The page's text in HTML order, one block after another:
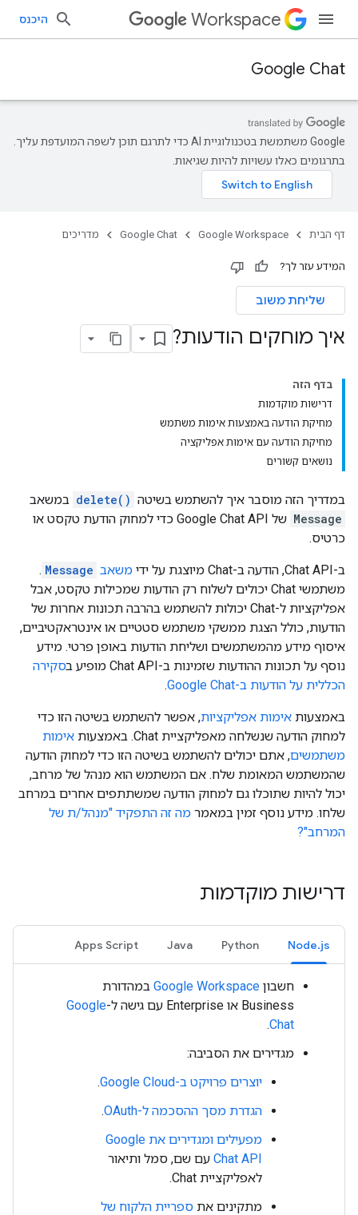
Workspace היכנס
Google Chat
‫Google משתמשת בטכנולוגיית AI כדי לתרגם תוכן לשפה המועדפת עליך.
בתרגומים כאלו עשויות להיות שגיאות.
דף הבית Google Workspace
Google Chat מדריכים
המידע עזר לך?
שליחת משוב
איך מוחקים הודעות?
בדף הזה
דרישות מוקדמות
מחיקת הודעה באמצעות אימות משתמש
מחיקת הודעה עם אימות אפליקציה
נושאים קשורים
במדריך הזה מוסבר איך להשתמש בשיטה delete() במשאב
Message
של Google Chat API כדי למחוק הודעת טקסט או
כרטיס.
ב-Chat API, הודעה ב-Chat מיוצגת על ידי משאב Message
.
משתמשי Chat יכולים לשלוח רק הודעות שמכילות טקסט, אבל
אפליקציות ל-Chat יכולות להשתמש בהרבה תכונות אחרות של
הודעות, כולל הצגת ממשקי משתמש סטטיים או אינטראקטיביים,
איסוף מידע מהמשתמשים ושליחת הודעות באופן פרטי. מידע
נוסף על תכונות ההודעות שזמינות ב-Chat API מופיע ב
סקירה
הכללית על הודעות ב-Google Chat
.
באמצעות אימות אפליקציות, אפשר להשתמש בשיטה הזו כדי
למחוק הודעה שנשלחה מאפליקציית Chat. באמצעות
אימות
משתמשים, אתם יכולים להשתמש בשיטה הזו כדי למחוק הודעה
שהמשתמש המאומת שלח. אם המשתמש הוא מנהל של מרחב,
יכול להיות שתוכלו גם למחוק הודעה שמשתתפים אחרים במרחב
שלחו. מידע נוסף זמין במאמר מה זה התפקיד "מנהל/ת של
המרחב"?
דרישות מוקדמות
Node.js
Python
Java
Apps Script
חשבון Google Workspace במהדורת
Business או Enterprise עם גישה ל-
Google
Chat
.
מגדירים את הסביבה:
יוצרים פרויקט ב-Google Cloud
.
הגדרת מסך ההסכמה ל-OAuth
.
מפעילים ומגדירים את Google
Chat API עם שם, סמל ותיאור
לאפליקציית Chat.
מתקינים את ספריית הלקוח של